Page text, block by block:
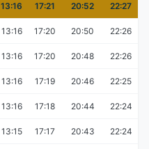
13:16 17:21 20:52 22:27
13:16 17:20 20:50 22:26
13:16 17:20 20:48 22:26
13:16 17:19 20:46 22:25
13:16 17:18 20:44 22:24
13:15 17:17 20:43 22:24